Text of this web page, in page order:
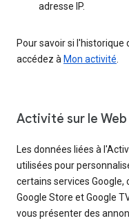
adresse IP.
Pour savoir si l'historique
accédez à Mon activité.
Activité sur le
Les données liées à
utilisées pour
certains services Google,
Google Store et Google
vous présenter des